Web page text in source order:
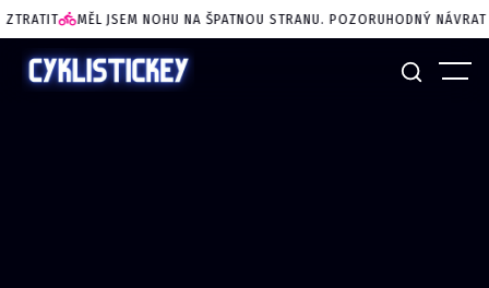
MĚL JSEM NOHU NA ŠPATNOU STRANU. POZORUHODNÝ NÁVRAT